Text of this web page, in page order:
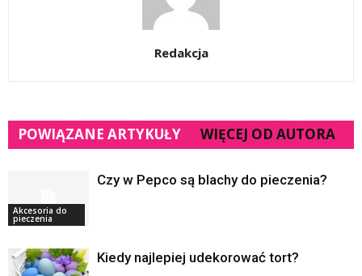
Redakcja
POWIĄZANE ARTYKUŁY WIĘCEJ OD AUTORA
Akcesoria do
pieczenia
Czy w Pepco są blachy do pieczenia?
Kiedy najlepiej udekorować tort?